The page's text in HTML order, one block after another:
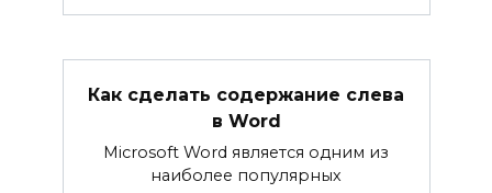
Как сделать содержание слева
в Word
Microsoft Word является одним из
наиболее популярных